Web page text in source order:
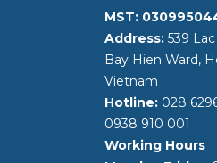
MST:
Address: 539
Bay Hien Ward,
Vietnam
Hotline: 028
0938 910 001
Working Hours